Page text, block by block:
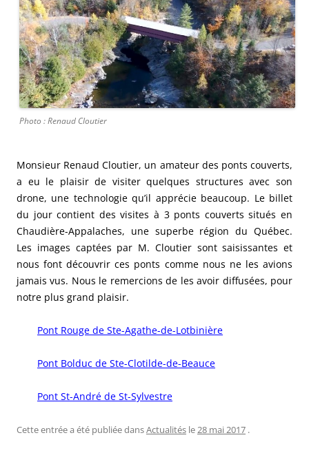
Photo : Renaud Cloutier
Monsieur Renaud Cloutier, un amateur des ponts couverts,
a eu le plaisir de visiter quelques structures avec son
drone, une technologie qu’il apprécie beaucoup. Le billet
du jour contient des visites à 3 ponts couverts situés en
Chaudière-Appalaches, une superbe région du Québec.
Les images captées par M. Cloutier sont saisissantes et
nous font découvrir ces ponts comme nous ne les avions
jamais vus. Nous le remercions de les avoir diffusées, pour
notre plus grand plaisir.
Pont Rouge de Ste-Agathe-de-Lotbinière
Pont Bolduc de Ste-Clotilde-de-Beauce
Pont St-André de St-Sylvestre
Cette entrée a été publiée dansActualités le28 mai 2017 .